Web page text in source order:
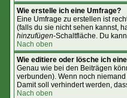
Wie erstelle ich eine Umfrage?
Eine Umfrage zu erstellen ist
(falls du sie nicht sehen kannst,
hinzufügen-Schaltfläche. Du
Nach oben
Wie editiere oder lösche ich
Genau wie bei den Beiträgen
verbunden). Wenn noch
Damit soll verhindert werden,
Nach oben